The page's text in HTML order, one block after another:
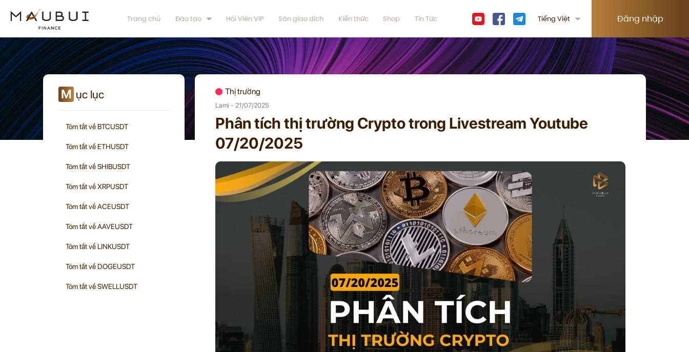
Trang chủ Đào tạo Hội Viên VIP Sàn giao dịch Kiến thức Shop Tin Tức Tiếng Việt Đăng nhập
M ục lục
Tóm tắt về BTCUSDT
Tóm tắt về ETHUSDT
Tóm tắt về SHIBUSDT
Tóm tắt về XRPUSDT
Tóm tắt về ACEUSDT
Tóm tắt về AAVEUSDT
Tóm tắt về LINKUSDT
Tóm tắt về DOGEUSDT
Tóm tắt về SWELLUSDT
Thị trường
Lami - 21/07/2025
Phân tích thị trường Crypto trong Livestream Youtube
07/20/2025